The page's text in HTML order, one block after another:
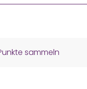
sammeln